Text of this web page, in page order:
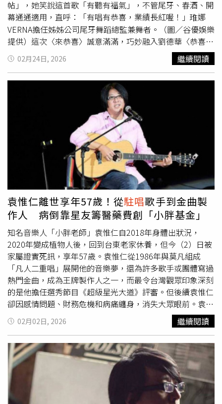
人狀態，之後便長期臥床，直到今年2月病逝，為這個世界
留下無數動人旋律。
帖」，她笑說這首歌「有聽有福氣」，不管尾牙、春酒、開
幕通通適用，直呼：「有唱有恭喜，業績長紅喔！」琟娜
VERNA擔任姊姊公司尾牙舞蹈總監兼舞者。（圖／谷優娛樂
提供）這次〈來恭喜〉誠意滿滿，巧妙融入劉德華〈恭喜發
財〉、中國娃娃〈單眼皮女生〉元素，更向偶像郭富城〈對
你愛不完〉致敬，濃濃華語流行DNA混搭電音節奏，果然在
春節期間大放異彩，被不少歌迷封為「最新拜年歌」與「開
工神曲」，洗腦程度直逼無限循環模式。更巧的是，新歌2
月10日發行，竟然剛好對上她的貴人A-Lin〈失戀無罪〉發
行20週年紀念日，琟娜VERNA驚呼：「真的是來恭喜！」
公司也透露並非刻意安排，上架時間早早排定，直到發行前
兩天才發現這個神巧合，笑說「果然不是一家人，不進一家
門」，她更甜喊：「恭喜姐也恭喜自己，以後每年過年都有
一首賀歲歌陪大家。」除了音樂話題滿滿，琟娜VERNA年前
最後一個工作也悄悄解鎖人生新成就，在親姊姊公司尾牙擔
任舞蹈總監兼舞者，還大方把C位讓給姊姊伴舞。原本低調
助攻，沒想到竟被員工認出來，全公司才知道「同事有個明
星妹妹」。她開心表示，去年開始在EZ5與China Pa駐唱磨
練帶氣氛功力，今年回到姊姊公司明顯「升級有感」，笑
說：「雖然不是第一次去，但今年真的把學到的東西用上，
也很開心被認出來！」
02月24日, 2026 繼續閱讀
袁惟仁離世享年57歲！從駐唱歌手到金曲製
作人 病倒靠星友籌醫藥費創「小胖基金」
知名音樂人「小胖老師」袁惟仁自2018年身體出狀況，
2020年變成植物人後，回到台東老家休養，但今（2）日被
家屬證實死訊，享年57歲。袁惟仁從1986年與莫凡組成
「凡人二重唱」展開他的音樂夢，還為許多歌手或團體寫過
熱門金曲，成為王牌製作人之一，而最令台灣觀眾印象深刻
的是他擔任選秀節目《超級星光大道》評審。但後續袁惟仁
卻因感情問題、財務危機和病痛纏身，消失大眾眼前。袁惟
仁與莫凡在1986年組成雙人組合「凡人二重唱」開始到民
歌餐廳駐唱，1991年他們推出第一張專輯《杜鵑鳥的黃
昏》，入圍第4屆金曲獎最佳演唱組獎；1993年他們以第三
張專輯《大夥聽我唱支歌》，獲得第5屆金曲獎最佳演唱組
獎。同年袁惟仁替天后王菲譜曲〈執迷不悔〉，在港澳打開
知名度。凡人二重唱1994年推出第四張專輯《心甘情
願》，再度獲得第6屆金曲獎最佳演唱組獎；隔年他們推出
第六張專輯《難兄難弟》，但這也成為兩人合作的最後一張
02月02日, 2026 繼續閱讀